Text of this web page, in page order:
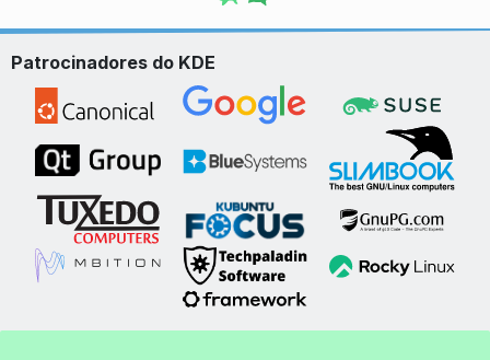
Patrocinadores do KDE